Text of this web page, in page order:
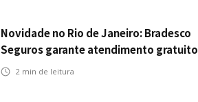
Novidade no Rio de Janeiro: Bradesco
Seguros garante atendimento gratuito
na Ponte Rio-Niterói
2 min de leitura